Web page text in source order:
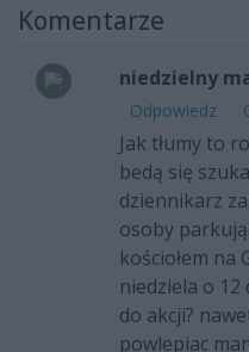
Komentarze
niedzielny
Odpowiedz
Jak tłumy to
bedą się
dziennikarz
osoby
kościołem na
niedziela o
do akcji?
powlepiac